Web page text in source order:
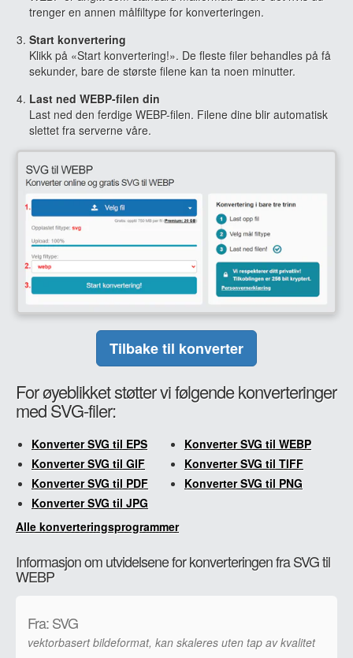
trenger en annen målfiltype for konverteringen.
Start konvertering
Klikk på «Start konvertering!». De fleste filer behandles på få
sekunder, bare de største filene kan ta noen minutter.
Last ned WEBP-filen din
Last ned den ferdige WEBP-filen. Filene dine blir automatisk
slettet fra serverne våre.
Tilbake til konverter
For øyeblikket støtter vi følgende konverteringer
med SVG-filer:
Konverter SVG til EPS
Konverter SVG til WEBP
Konverter SVG til GIF
Konverter SVG til TIFF
Konverter SVG til PDF
Konverter SVG til PNG
Konverter SVG til JPG
Alle konverteringsprogrammer
Informasjon om utvidelsene for konverteringen fra SVG til
WEBP
Fra: SVG
vektorbasert bildeformat, kan skaleres uten tap av kvalitet